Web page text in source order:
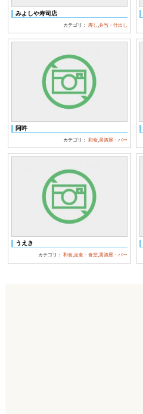
みよしや寿司店
カテゴリ：寿し ,弁当・仕出し
阿吽
カテゴリ：和食,居酒屋・バー
うえき
カテゴリ：和食,定食・食堂,居酒屋・バー